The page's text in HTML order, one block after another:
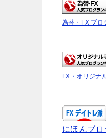
為替・FX ブロ
FX・オリジナ
にほんブロ